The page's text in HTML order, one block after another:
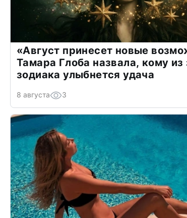
«Август принесет новые
Тамара Глоба назвала, кому из
зодиака улыбнется удача
8 августа 3